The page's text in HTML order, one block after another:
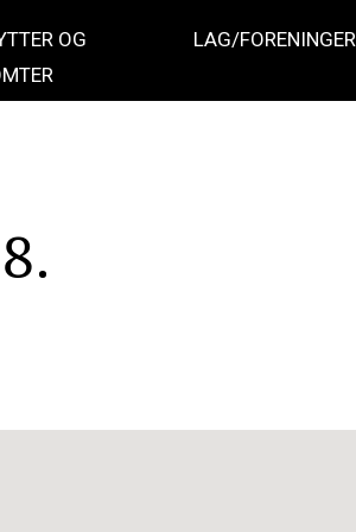
OG
LAG/FORENINGER